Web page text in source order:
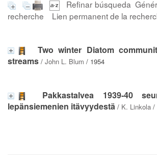
Refinar búsqueda
recherche
Lien permanent de la
Two winter Diatom
streams / John L. Blum / 1954
Pakkastalvea 1939-40
lepänsiemenien itävyydestä / K. Linkola /